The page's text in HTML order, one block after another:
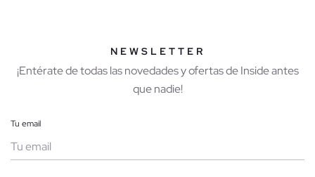
NEWSLETTER
¡Entérate de todas las novedades y ofertas de Inside antes
que nadie!
Tu email